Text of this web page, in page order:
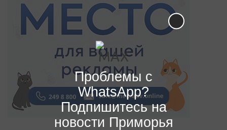
Проблемы с
WhatsApp?
Подпишитесь на
новости Приморья